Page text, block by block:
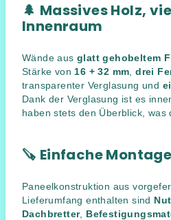
🌲 Massives Holz,
Innenraum
Wände aus glatt gehobeltem
Stärke von 16 + 32 mm ,drei
transparenter Verglasung und
Dank der Verglasung ist es
haben stets den Überblick, was
🪚 Einfache Montage
Paneelkonstruktion aus
Lieferumfang enthalten sind
Dachbretter,